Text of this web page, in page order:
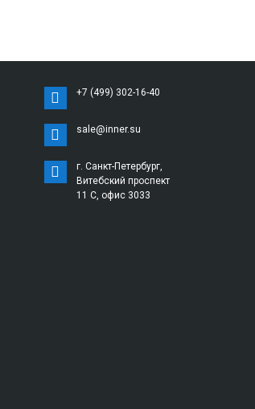
+7 (499) 302-16-40
sale@inner.su
г. Санкт-Петербург,
Витебский проспект
11 С, офис 3033